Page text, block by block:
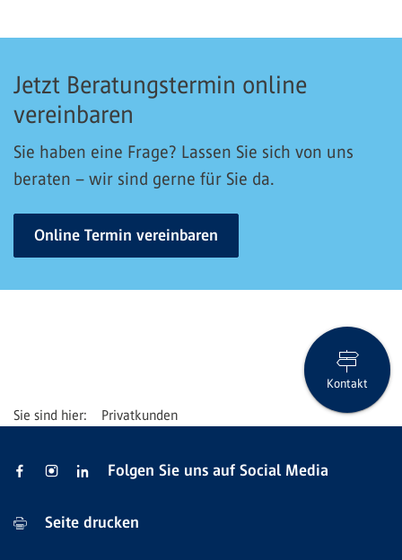
Jetzt Beratungstermin online
vereinbaren
Sie haben eine Frage? Lassen Sie sich von uns
beraten – wir sind gerne für Sie da.
Online Termin vereinbaren
Privatkunden
Kontakt
Folgen Sie uns auf Social Media
Seite drucken